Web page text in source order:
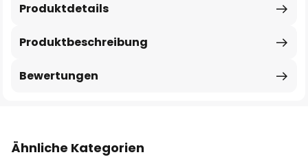
Produktbeschreibung
Produktdetails
Bewertungen
Ähnliche Kategorien